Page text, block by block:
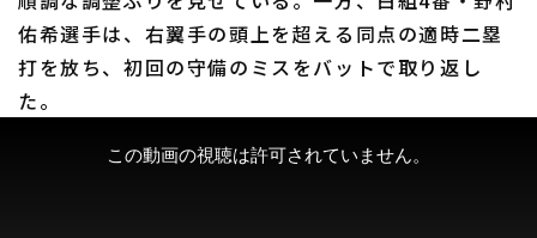
佑希選手は、右翼手の頭上を超える同点の適時二塁
打を放ち、初回の守備のミスをバットで取り返し
た。